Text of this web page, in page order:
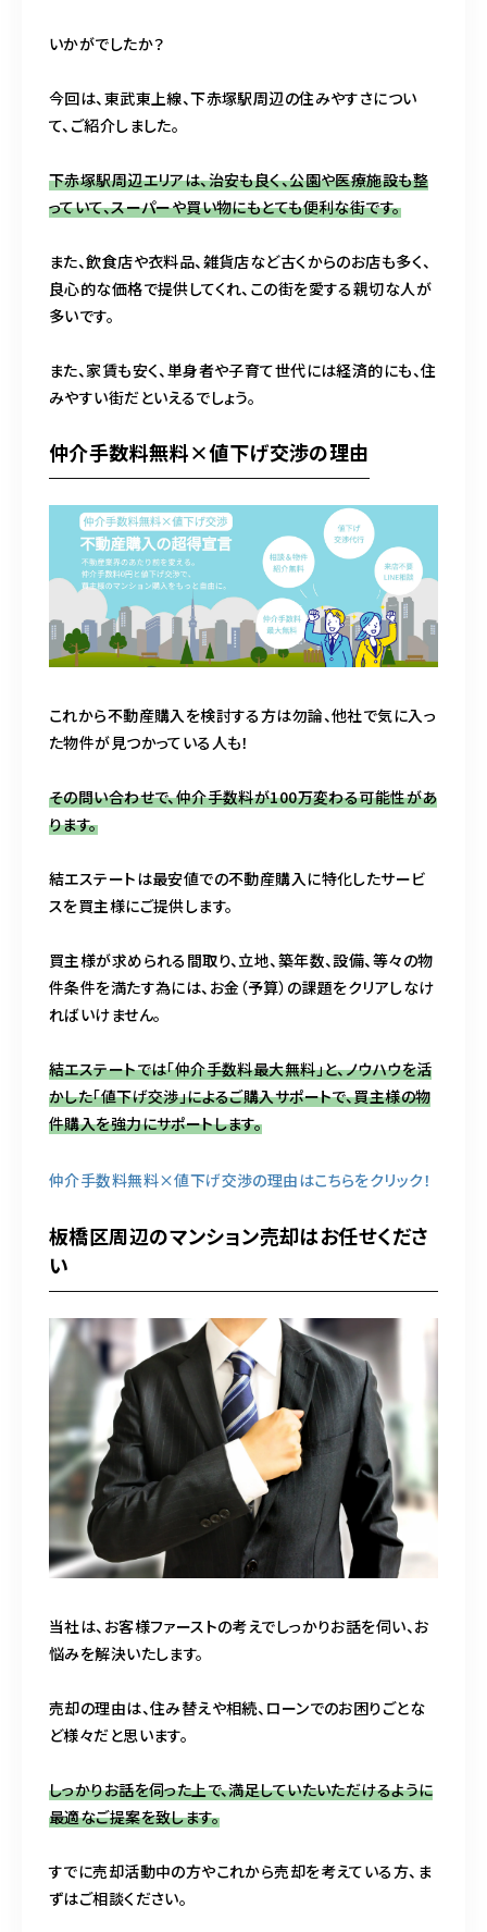
いかがでしたか？
今回は、東武東上線、下赤塚駅周辺の住みやすさについ
て、ご紹介しました。
下赤塚駅周辺エリアは、治安も良く、公園や医療施設も整
っていて、スーパーや買い物にもとても便利な街です。
また、飲食店や衣料品、雑貨店など古くからのお店も多く、
良心的な価格で提供してくれ、この街を愛する親切な人が
多いです。
また、家賃も安く、単身者や子育て世代には経済的にも、住
みやすい街だといえるでしょう。
仲介手数料無料×値下げ交渉の理由
これから不動産購入を検討する方は勿論、他社で気に入っ
た物件が見つかっている人も！
その問い合わせで、仲介手数料が100万変わる可能性があ
ります。
結エステートは最安値での不動産購入に特化したサービ
スを買主様にご提供します。
買主様が求められる間取り、立地、築年数、設備、等々の物
件条件を満たす為には、お金（予算）の課題をクリアしなけ
ればいけません。
結エステートでは「仲介手数料最大無料」と、ノウハウを活
かした「値下げ交渉」によるご購入サポートで、買主様の物
件購入を強力にサポートします。
仲介手数料無料×値下げ交渉の理由はこちらをクリック！
板橋区周辺のマンション売却はお任せくださ
い
当社は、お客様ファーストの考えでしっかりお話を伺い、お
悩みを解決いたします。
売却の理由は、住み替えや相続、ローンでのお困りごとな
ど様々だと思います。
しっかりお話を伺った上で、満足していたいただけるように
最適なご提案を致します。
すでに売却活動中の方やこれから売却を考えている方、ま
ずはご相談ください。